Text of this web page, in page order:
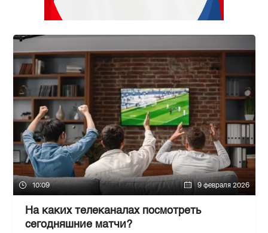
10:09 9 февраля 2026
На каких телеканалах посмотреть
сегодняшние матчи?